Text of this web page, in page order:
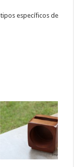
específicos de